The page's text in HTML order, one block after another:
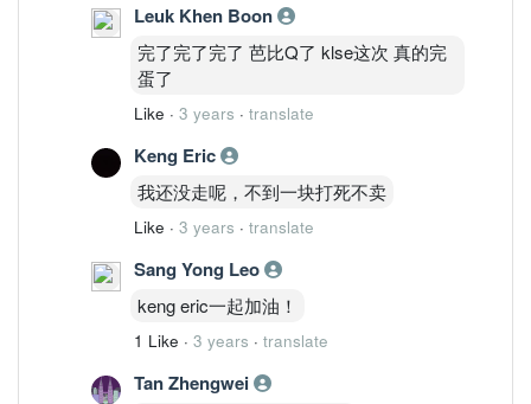
Leuk Khen Boon
完了完了完了 芭比Q了 klse这次 真的完
蛋了
Like · 3 years · translate
Keng Eric
我还没走呢，不到一块打死不卖
Like · 3 years · translate
Sang Yong Leo
keng eric一起加油！
1 Like · 3 years · translate
Tan Zhengwei